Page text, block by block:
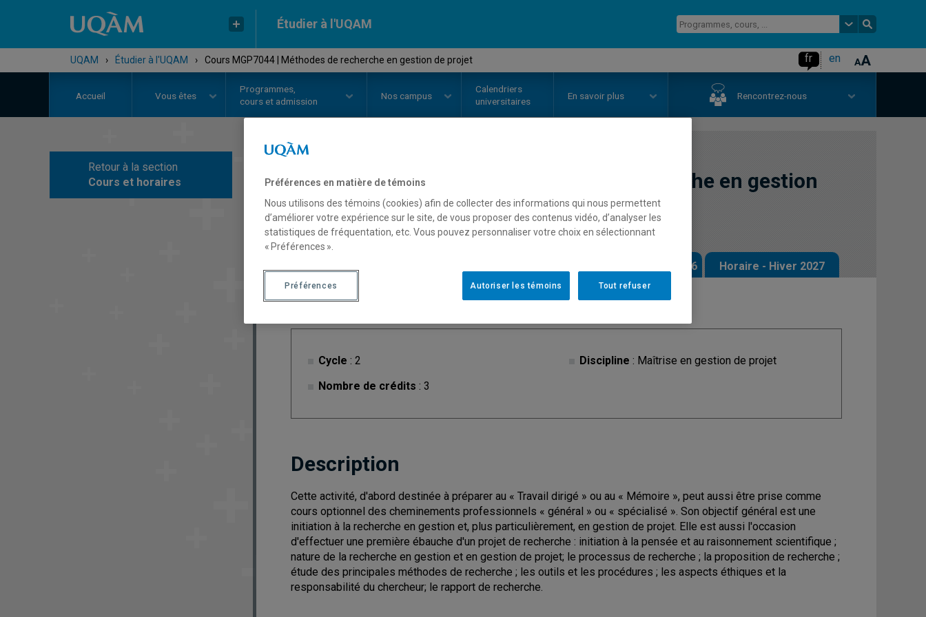
Étudier à l'UQAM
UQAM › Étudier à l'UQAM › Cours MGP7044 | Méthodes de recherche en gestion de projet fr en
Accueil Vous êtes
Programmes,
cours et admission
Nos campus
Calendriers
universitaires
En savoir plus Rencontrez-nous
Retour à la section
Cours et horaires
COURS// MGP7044
Méthodes de recherche en gestion
de projet
Horaire - Automne 2026 Horaire - Hiver 2027
Cycle : 2
Nombre de crédits : 3
Discipline : Maîtrise en gestion de projet
Description
Cette activité, d'abord destinée à préparer au « Travail dirigé » ou au « Mémoire », peut aussi être prise comme
cours optionnel des cheminements professionnels « général » ou « spécialisé ». Son objectif général est une
initiation à la recherche en gestion et, plus particulièrement, en gestion de projet. Elle est aussi l'occasion
d'effectuer une première ébauche d'un projet de recherche : initiation à la pensée et au raisonnement scientifique ;
nature de la recherche en gestion et en gestion de projet; le processus de recherche ; la proposition de recherche ;
étude des principales méthodes de recherche ; les outils et les procédures ; les aspects éthiques et la
responsabilité du chercheur; le rapport de recherche.
Préférences en matière de témoins
Nous utilisons des témoins (cookies) afin de collecter des informations qui nous permettent
d’améliorer votre expérience sur le site, de vous proposer des contenus vidéo, d’analyser les
statistiques de fréquentation, etc. Vous pouvez personnaliser votre choix en sélectionnant
« Préférences ».
Tout refuser
Autoriser les témoins
Préférences